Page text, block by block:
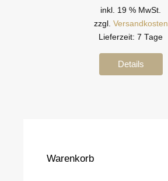
inkl. 19 % MwSt.
zzgl. Versandkosten
Lieferzeit: 7 Tage
Details
Warenkorb